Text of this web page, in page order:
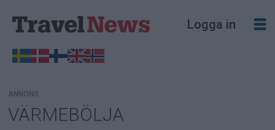
Logga in
Tag:
ANNONS
VÄRMEBÖLJA